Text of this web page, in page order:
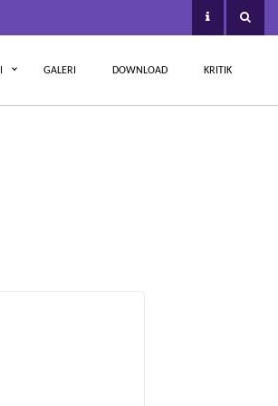
GALERI DOWNLOAD KRITIK